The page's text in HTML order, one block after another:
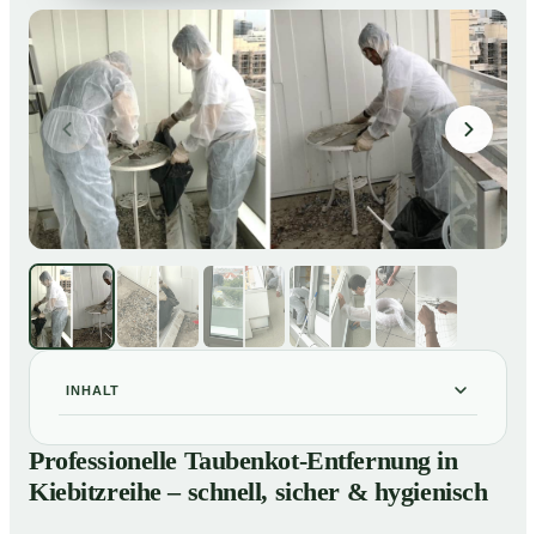
INHALT
01 Professionelle Taubenkot-Entfernung in Kiebitzreihe –
schnell, sicher & hygienisch
Warum professionelle Taubenkot-Entfernung in
Professionelle Taubenkot-Entfernung in
Kiebitzreihe – schnell, sicher & hygienisch